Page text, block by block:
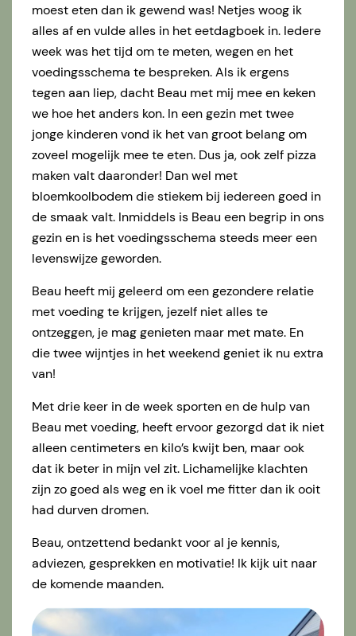
moest eten dan ik gewend was! Netjes woog ik
alles af en vulde alles in het eetdagboek in. Iedere
week was het tijd om te meten, wegen en het
voedingsschema te bespreken. Als ik ergens
tegen aan liep, dacht Beau met mij mee en keken
we hoe het anders kon. In een gezin met twee
jonge kinderen vond ik het van groot belang om
zoveel mogelijk mee te eten. Dus ja, ook zelf pizza
maken valt daaronder! Dan wel met
bloemkoolbodem die stiekem bij iedereen goed in
de smaak valt. Inmiddels is Beau een begrip in ons
gezin en is het voedingsschema steeds meer een
levenswijze geworden.
Beau heeft mij geleerd om een gezondere relatie
met voeding te krijgen, jezelf niet alles te
ontzeggen, je mag genieten maar met mate. En
die twee wijntjes in het weekend geniet ik nu extra
van!
Met drie keer in de week sporten en de hulp van
Beau met voeding, heeft ervoor gezorgd dat ik niet
alleen centimeters en kilo’s kwijt ben, maar ook
dat ik beter in mijn vel zit. Lichamelijke klachten
zijn zo goed als weg en ik voel me fitter dan ik ooit
had durven dromen.
Beau, ontzettend bedankt voor al je kennis,
adviezen, gesprekken en motivatie! Ik kijk uit naar
de komende maanden.